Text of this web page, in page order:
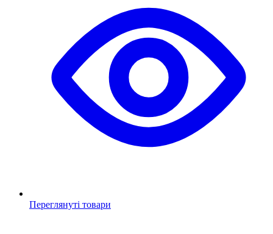
Переглянуті товари